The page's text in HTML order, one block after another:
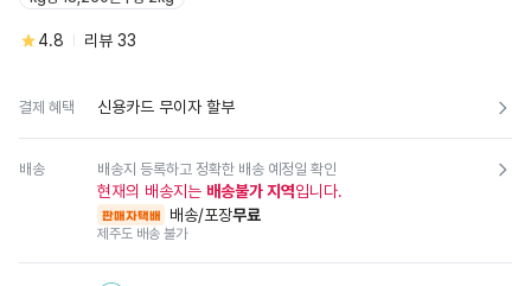
4.8 리뷰 33
결제 혜택 신용카드 무이자 할부
배송 배송지 등록하고 정확한 배송 예정일 확인
현재의 배송지는 배송불가 지역입니다.
판매자택배 배송/포장무료
제주도 배송 불가